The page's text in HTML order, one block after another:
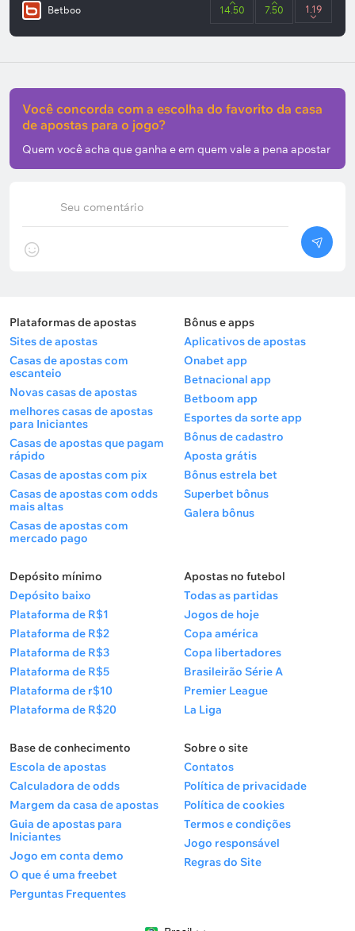
Betboo 14.50 7.50 1.19
Seu comentário
Você concorda com a escolha do favorito da casa
de apostas para o jogo?
Quem você acha que ganha e em quem vale a pena apostar
Plataformas de apostas
Sites de apostas
Casas de apostas com
escanteio
Novas casas de apostas
melhores casas de apostas
para Iniciantes
Casas de apostas que pagam
rápido
Casas de apostas com pix
Casas de apostas com odds
mais altas
Casas de apostas com
mercado pago
Bônus e apps
Aplicativos de apostas
Onabet app
Betnacional app
Betboom app
Esportes da sorte app
Bônus de cadastro
Aposta grátis
Bônus estrela bet
Superbet bônus
Galera bônus
Depósito mínimo
Depósito baixo
Plataforma de R$1
Plataforma de R$2
Plataforma de R$3
Plataforma de R$5
Plataforma de r$10
Plataforma de R$20
Apostas no futebol
Todas as partidas
Jogos de hoje
Copa américa
Copa libertadores
Brasileirão Série A
Premier League
La Liga
Base de conhecimento
Escola de apostas
Calculadora de odds
Margem da casa de apostas
Guia de apostas para
Iniciantes
Jogo em conta demo
O que é uma freebet
Perguntas Frequentes
Sobre o site
Contatos
Política de privacidade
Política de cookies
Termos e condições
Jogo responsável
Regras do Site